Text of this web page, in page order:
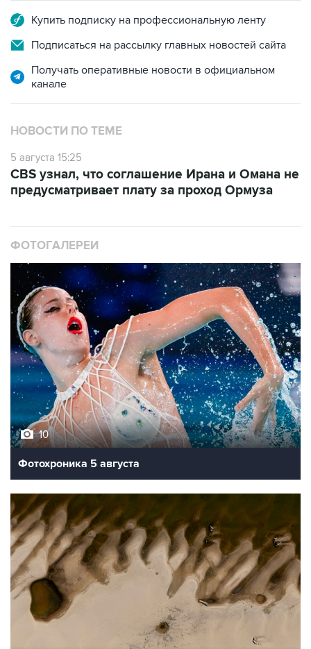
Купить подписку на профессиональную ленту
Подписаться на рассылку главных новостей сайта
Получать оперативные новости в официальном
канале
НОВОСТИ ПО ТЕМЕ
5 августа 15:25
CBS узнал, что соглашение Ирана и Омана не
предусматривает плату за проход Ормуза
ФОТОГАЛЕРЕИ
10
Фотохроника 5 августа